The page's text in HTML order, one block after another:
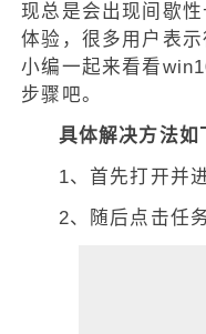
现总是会出现间歇
体验，很多用户表
小编一起来看看
步骤吧。
具体解决方法如
1、首先打开并
2、随后点击任